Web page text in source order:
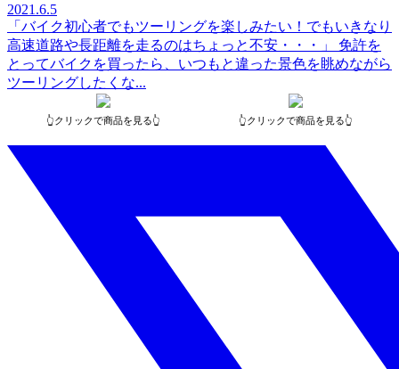
2021.6.5
「バイク初心者でもツーリングを楽しみたい！でもいきなり
高速道路や長距離を走るのはちょっと不安・・・」 免許を
とってバイクを買ったら、いつもと違った景色を眺めながら
ツーリングしたくな...
👆クリックで商品を見る👆 👆クリックで商品を見る👆